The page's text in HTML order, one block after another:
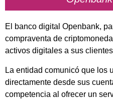
El banco digital Openbank,
compraventa de
activos digitales a sus
La entidad comunicó que los
directamente desde sus
competencia al ofrecer un